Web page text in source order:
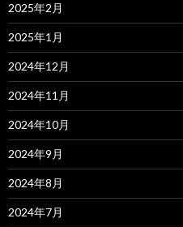
2025年2月
2025年1月
2024年12月
2024年11月
2024年10月
2024年9月
2024年8月
2024年7月